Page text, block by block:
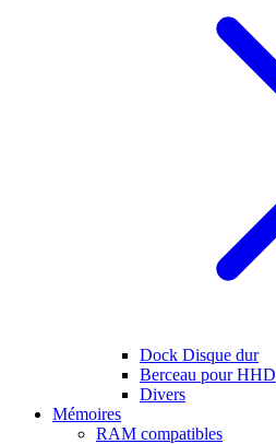
Dock Disque dur
Berceau pour HHD
Divers
Mémoires
RAM compatibles